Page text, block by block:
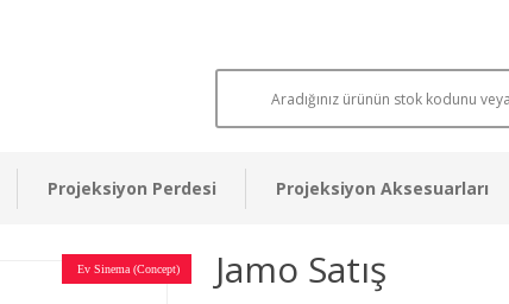
Projeksiyon Perdesi Projeksiyon Aksesuarları
Ev Sinema
Ev Sinema
Ev Sinema
Müzeler
Ev Sinema
Restaurant - Cafe
Devlet Kurumları
Ev Sinema
Otel Sinema Salonları
Ev Sinema (Concept) Jamo Satış